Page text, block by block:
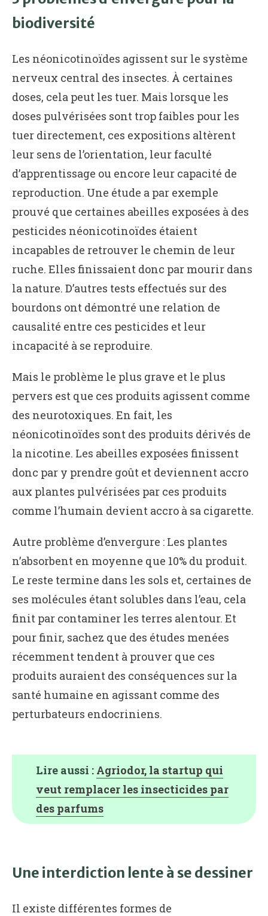
biodiversité
Les néonicotinoïdes agissent sur le système
nerveux central des insectes. À certaines
doses, cela peut les tuer. Mais lorsque les
doses pulvérisées sont trop faibles pour les
tuer directement, ces expositions altèrent
leur sens de l’orientation, leur faculté
d’apprentissage ou encore leur capacité de
reproduction. Une étude a par exemple
prouvé que certaines abeilles exposées à des
pesticides néonicotinoïdes étaient
incapables de retrouver le chemin de leur
ruche. Elles finissaient donc par mourir dans
la nature. D’autres tests effectués sur des
bourdons ont démontré une relation de
causalité entre ces pesticides et leur
incapacité à se reproduire.
Mais le problème le plus grave et le plus
pervers est que ces produits agissent comme
des neurotoxiques. En fait, les
néonicotinoïdes sont des produits dérivés de
la nicotine. Les abeilles exposées finissent
donc par y prendre goût et deviennent accro
aux plantes pulvérisées par ces produits
comme l’humain devient accro à sa cigarette.
Autre problème d’envergure : Les plantes
n’absorbent en moyenne que 10% du produit.
Le reste termine dans les sols et, certaines de
ses molécules étant solubles dans l’eau, cela
finit par contaminer les terres alentour. Et
pour finir, sachez que des études menées
récemment tendent à prouver que ces
produits auraient des conséquences sur la
santé humaine en agissant comme des
perturbateurs endocriniens.
Lire aussi : Agriodor, la startup qui
veut remplacer les insecticides par
des parfums
Une interdiction lente à se dessiner
Il existe différentes formes de